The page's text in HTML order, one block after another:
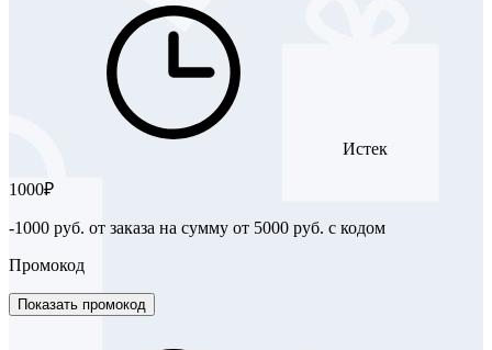
Истек
1000₽
-1000 руб. от заказа на сумму от 5000 руб. с кодом
Промокод
Показать промокод